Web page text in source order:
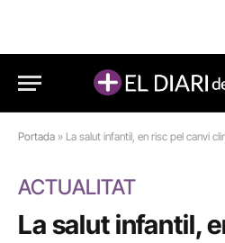
Portada » La salut infantil, en risc pel canvi
ACTUALITAT
La salut infantil,